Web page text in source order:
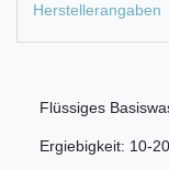
Herstellerangaben
Flüssiges
Ergiebigkeit: 10-